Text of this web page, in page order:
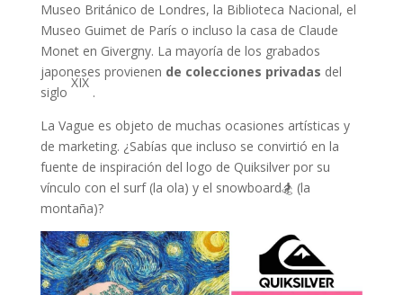
Museo Británico de Londres, la Biblioteca Nacional, el
Museo Guimet de París o incluso la casa de Claude
Monet en Givergny. La mayoría de los grabados
japoneses provienen de colecciones privadas del
siglo
XIX
.
La Vague es objeto de muchas ocasiones artísticas y
de marketing. ¿Sabías que incluso se convirtió en la
fuente de inspiración del logo de Quiksilver por su
vínculo con el surf (la ola) y el snowboard🏂 (la
montaña)?